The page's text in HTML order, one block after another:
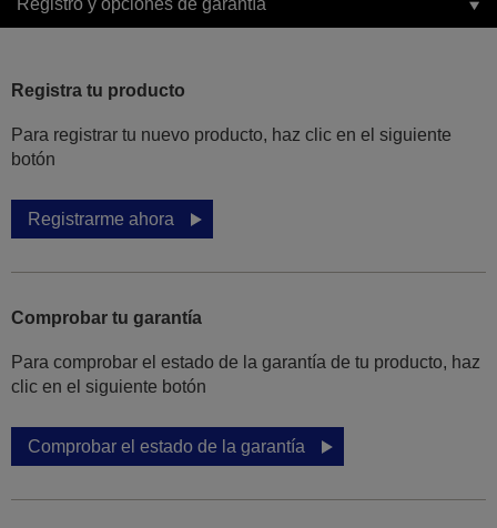
Registro y opciones de garantía
Registra tu producto
Para registrar tu nuevo producto, haz clic en el siguiente
botón
Registrarme ahora
Comprobar tu garantía
Para comprobar el estado de la garantía de tu producto, haz
clic en el siguiente botón
Comprobar el estado de la garantía